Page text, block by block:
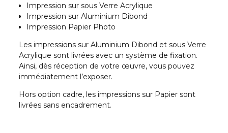
Impression sur sous Verre Acrylique
Impression sur Aluminium Dibond
Impression Papier Photo
Les impressions sur Aluminium Dibond et sous Verre
Acrylique sont livrées avec un système de fixation.
Ainsi, dès réception de votre œuvre, vous pouvez
immédiatement l’exposer.
Hors option cadre, les impressions sur Papier sont
livrées sans encadrement.